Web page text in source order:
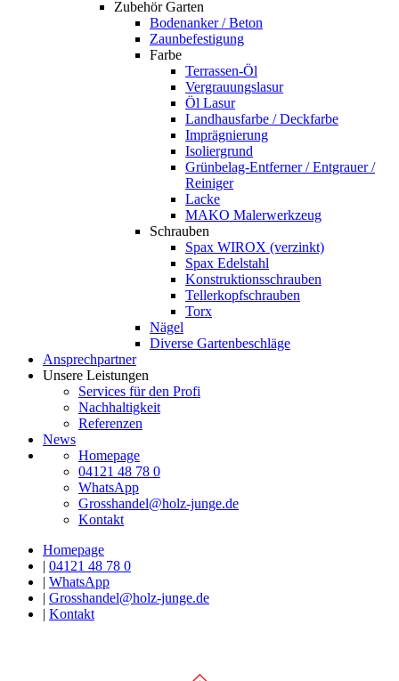
Zubehör Garten
Bodenanker / Beton
Zaunbefestigung
Farbe
Terrassen-Öl
Vergrauungslasur
Öl Lasur
Landhausfarbe / Deckfarbe
Imprägnierung
Isoliergrund
Grünbelag-Entferner / Entgrauer /
Reiniger
Lacke
MAKO Malerwerkzeug
Schrauben
Spax WIROX (verzinkt)
Spax Edelstahl
Konstruktionsschrauben
Tellerkopfschrauben
Torx
Nägel
Diverse Gartenbeschläge
Ansprechpartner
Unsere Leistungen
Services für den Profi
Nachhaltigkeit
Referenzen
News
Homepage
04121 48 78 0
WhatsApp
Grosshandel@holz-junge.de
Kontakt
Homepage
| 04121 48 78 0
| WhatsApp
| Grosshandel@holz-junge.de
| Kontakt